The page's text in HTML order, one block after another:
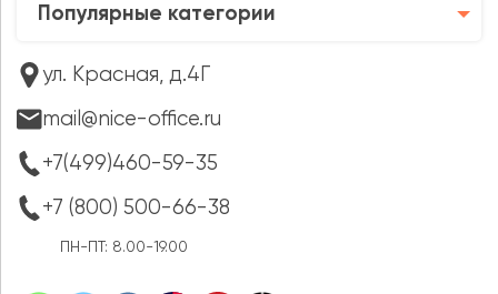
Популярные категории
ул. Красная, д.4Г
mail@nice-office.ru
+7(499)460-59-35
+7 (800) 500-66-38
ПН-ПТ: 8.00-19.00